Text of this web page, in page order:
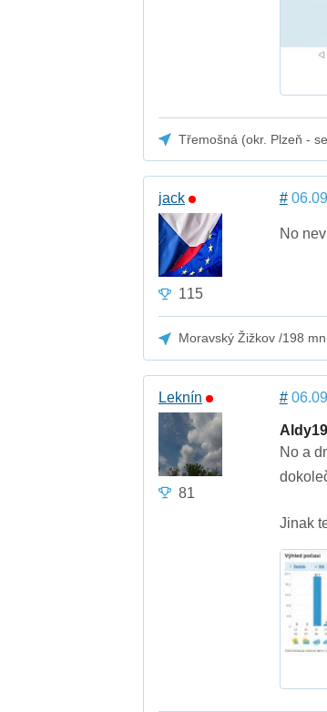
Třemošná (okr. Plzeň -
jack
115
#
No
Moravský Žižkov /198
Leknín
81
#
No a
Jinak